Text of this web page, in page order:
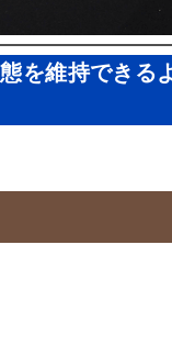
を維持できる